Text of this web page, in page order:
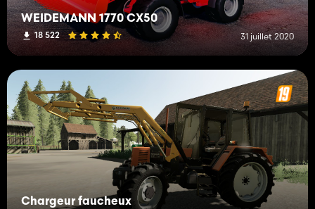
WEIDEMANN 1770 CX50
18 522 31 juillet 2020
Chargeur faucheux